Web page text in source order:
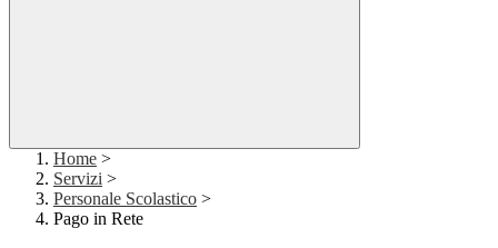
Home >
Servizi >
Personale Scolastico >
Pago in Rete